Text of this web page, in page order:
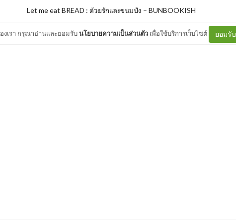
งเรา กรุณาอ่านและยอมรับนโยบายความเป็นส่วนตัว เพื่อใช้บริการเว็บไซต์ ยอมรับ
Let me eat BREAD : ด้วยรักและขนมปัง – BUNBOOKISH